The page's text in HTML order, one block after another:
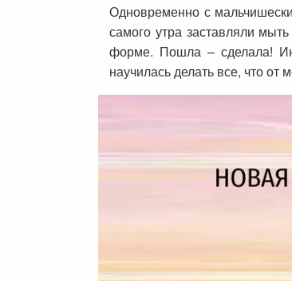
Одновременно с
самого утра заставляли
форме. Пошла – сделала!
научилась делать все, что от